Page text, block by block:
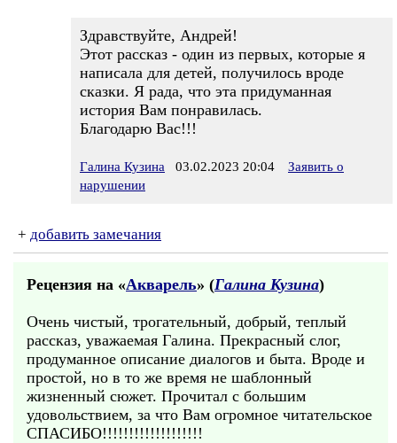
Здравствуйте, Андрей!
Этот рассказ - один из первых, которые я
написала для детей, получилось вроде
сказки. Я рада, что эта придуманная
история Вам понравилась.
Благодарю Вас!!!
Галина Кузина 03.02.2023 20:04
Заявить о
нарушении
+ добавить замечания
Рецензия на «Акварель» (Галина Кузина)
Очень чистый, трогательный, добрый, теплый
рассказ, уважаемая Галина. Прекрасный слог,
продуманное описание диалогов и быта. Вроде и
простой, но в то же время не шаблонный
жизненный сюжет. Прочитал с большим
удовольствием, за что Вам огромное читательское
СПАСИБО!!!!!!!!!!!!!!!!!!!